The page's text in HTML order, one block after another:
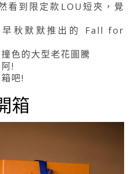
看到限定款LOU短夾，覺
早秋默默推出的 Fall for
色的大型老花圖騰
!
吧!
箱